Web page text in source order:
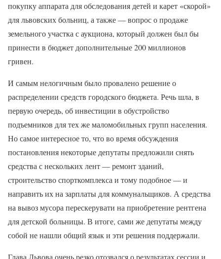
покупку аппарата для обследования детей и карет «скорой»
для львовских больниц, а также — вопрос о продаже
земельного участка с аукциона, который должен был бы
принести в бюджет дополнительные 200 миллионов
гривен.
И самым нелогичным было провалено решение о
распределении средств городского бюджета. Речь шла, в
первую очередь, об инвестиции в обустройство
подъемников для тех же маломобильных групп населения.
Но самое интересное то, что во время обсуждения
постановления некоторые депутаты предложили снять
средства с нескольких лент — ремонт зданий,
строительство спорткомплекса и тому подобное — и
направить их на зарплаты для коммунальщиков. А средства
на вывоз мусора перескерувати на приобретение рентгена
для детской больницы. В итоге, сами же депутаты между
собой не нашли общий язык и эти решения поддержали.
Глава Львова очень резко отозвался о результатах сессии и